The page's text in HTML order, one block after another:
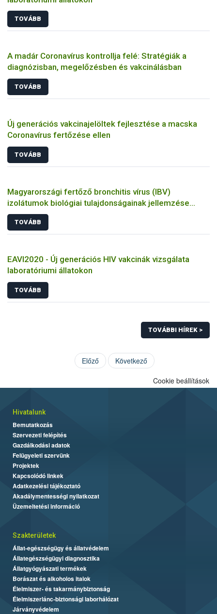
TOVÁBB
A madár Coronavírus kontrollja felé: Stratégiák a
diagnózisban, megelőzésben és vakcinálásban
TOVÁBB
Új generációs vakcinajelöltek fejlesztése a macska
Coronavírus fertőzése ellen
TOVÁBB
Magyarországi fertőző bronchitis vírus (IBV)
izolátumok biológiai tulajdonságainak jellemzése
állatkísérletes és molekuláris biológiai eszközökkel
TOVÁBB
EAVI2020 - Új generációs HIV vakcinák vizsgálata
laboratóriumi állatokon
TOVÁBB
TOVÁBBI HÍREK >
Előző Következő
Cookie beállítások
Hivatalunk
Bemutatkozás
Szervezeti felépítés
Gazdálkodási adatok
Felügyeleti szervünk
Projektek
Kapcsolódó linkek
Adatkezelési tájékoztató
Akadálymentességi nyilatkozat
Üzemeltetési információ
Szakterületek
Állat-egészségügy és állatvédelem
Állategészségügyi diagnosztika
Állatgyógyászati termékek
Borászat és alkoholos italok
Élelmiszer- és takarmánybiztonság
Élelmiszerlánc-biztonsági laborhálózat
Járványvédelem